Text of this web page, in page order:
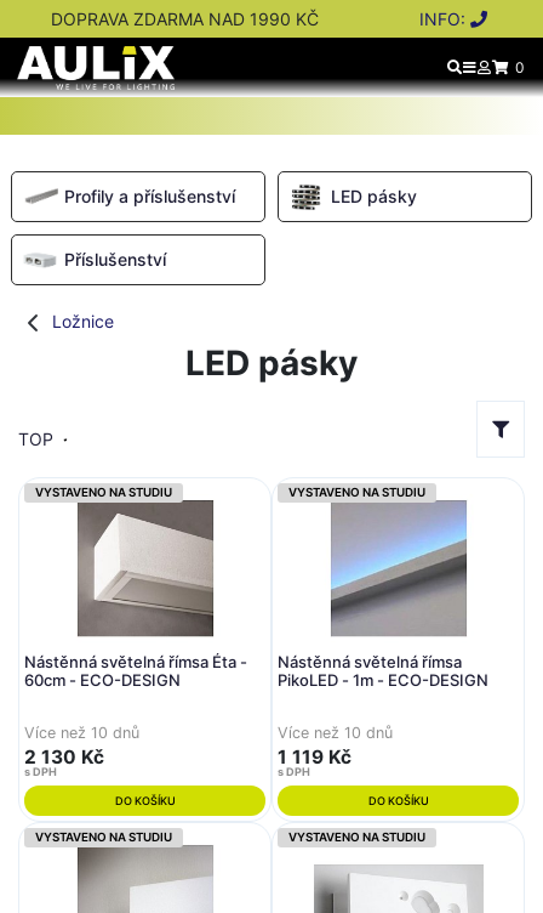
DOPRAVA ZDARMA NAD 1990 KČ INFO:
0
Profily a příslušenství LED pásky
Příslušenství
Ložnice
LED pásky
TOP
VYSTAVENO NA STUDIU
Nástěnná světelná římsa Éta -
60cm - ECO-DESIGN
Více než 10 dnů
2 130 Kč
s DPH
DO KOŠÍKU
VYSTAVENO NA STUDIU
Nástěnná světelná římsa
PikoLED - 1m - ECO-DESIGN
Více než 10 dnů
1 119 Kč
s DPH
DO KOŠÍKU
VYSTAVENO NA STUDIU VYSTAVENO NA STUDIU